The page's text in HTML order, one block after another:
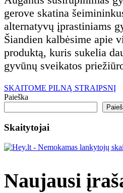
gerove skatina
alternatyvų įprastiniams
Šiandien kalbėsime apie
produktą, kuris sukelia
gyvūnų sveikatos
SKAITOME PILNĄ STRAIPSNĮ
Paieška
Skaitytojai
Naujausi